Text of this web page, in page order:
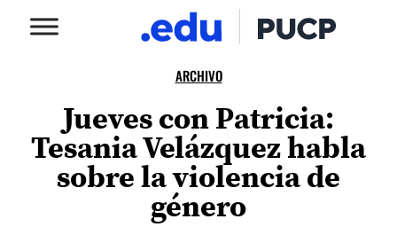
ARCHIVO
Jueves con Patricia:
Tesania Velázquez habla
sobre la violencia de
género